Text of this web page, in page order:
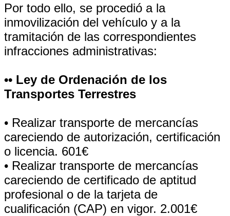
Por todo ello, se procedió a la
inmovilización del vehículo y a la
tramitación de las correspondientes
infracciones administrativas:
•• Ley de Ordenación de los
Transportes Terrestres
• Realizar transporte de mercancías
careciendo de autorización, certificación
o licencia. 601€
• Realizar transporte de mercancías
careciendo de certificado de aptitud
profesional o de la tarjeta de
cualificación (CAP) en vigor. 2.001€